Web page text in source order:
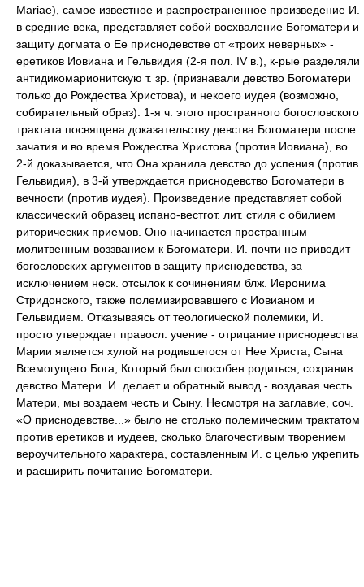
Mariae), самое известное и распространенное произведение И.
в средние века, представляет собой восхваление Богоматери и
защиту догмата о Ее приснодевстве от «троих неверных» -
еретиков Иовиана и Гельвидия (2-я пол. IV в.), к-рые разделяли
антидикомарионитскую т. зр. (признавали девство Богоматери
только до Рождества Христова), и некоего иудея (возможно,
собирательный образ). 1-я ч. этого пространного богословского
трактата посвящена доказательству девства Богоматери после
зачатия и во время Рождества Христова (против Иовиана), во
2-й доказывается, что Она хранила девство до успения (против
Гельвидия), в 3-й утверждается приснодевство Богоматери в
вечности (против иудея). Произведение представляет собой
классический образец испано-вестгот. лит. стиля с обилием
риторических приемов. Оно начинается пространным
молитвенным воззванием к Богоматери. И. почти не приводит
богословских аргументов в защиту приснодевства, за
исключением неск. отсылок к сочинениям блж. Иеронима
Стридонского, также полемизировавшего с Иовианом и
Гельвидием. Отказываясь от теологической полемики, И.
просто утверждает правосл. учение - отрицание приснодевства
Марии является хулой на родившегося от Нее Христа, Сына
Всемогущего Бога, Который был способен родиться, сохранив
девство Матери. И. делает и обратный вывод - воздавая честь
Матери, мы воздаем честь и Сыну. Несмотря на заглавие, соч.
«О приснодевстве...» было не столько полемическим трактатом
против еретиков и иудеев, сколько благочестивым творением
вероучительного характера, составленным И. с целью укрепить
и расширить почитание Богоматери.